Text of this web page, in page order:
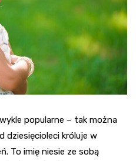
popularne – tak można
dziesięcioleci króluje w
To imię niesie ze sobą